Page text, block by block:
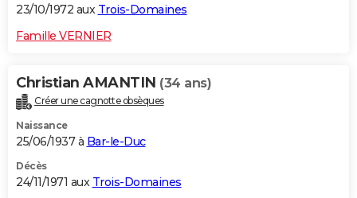
23/10/1972 aux Trois-Domaines
Famille VERNIER
Christian AMANTIN (34 ans)
Créer une cagnotte obsèques
Naissance
25/06/1937 à Bar-le-Duc
Décès
24/11/1971 aux Trois-Domaines